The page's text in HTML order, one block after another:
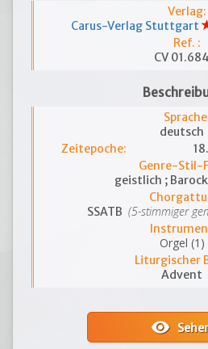
Verlag:
Carus-Verlag Stuttgart
Ref. :
CV
deutsch
Zeitepoche:
Genre-Stil-
geistlich ;
SSATB (5-stimmiger
Orgel (1)
Liturgischer
Advent
visibility